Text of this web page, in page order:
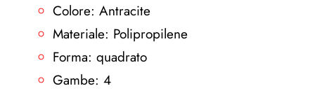
Colore: Antracite
Materiale: Polipropilene
Forma: quadrato
Gambe: 4